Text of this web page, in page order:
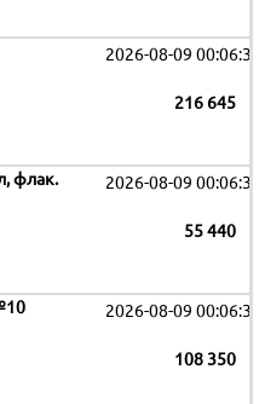
2026-08-09 00:06:32
216 645
флак.
2026-08-09 00:06:32
55 440
2026-08-09 00:06:32
108 350